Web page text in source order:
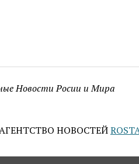
Новости Росии и Мира
НОВОСТЕЙ